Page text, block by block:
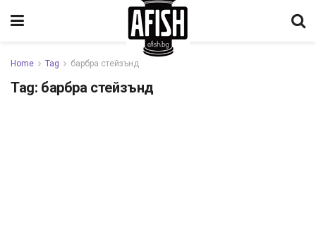
Home Tag барбра стейзънд
Tag: барбра стейзънд